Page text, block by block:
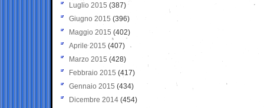
Luglio 2015 (387)
Giugno 2015 (396)
Maggio 2015 (402)
Aprile 2015 (407)
Marzo 2015 (428)
Febbraio 2015 (417)
Gennaio 2015 (434)
Dicembre 2014 (454)